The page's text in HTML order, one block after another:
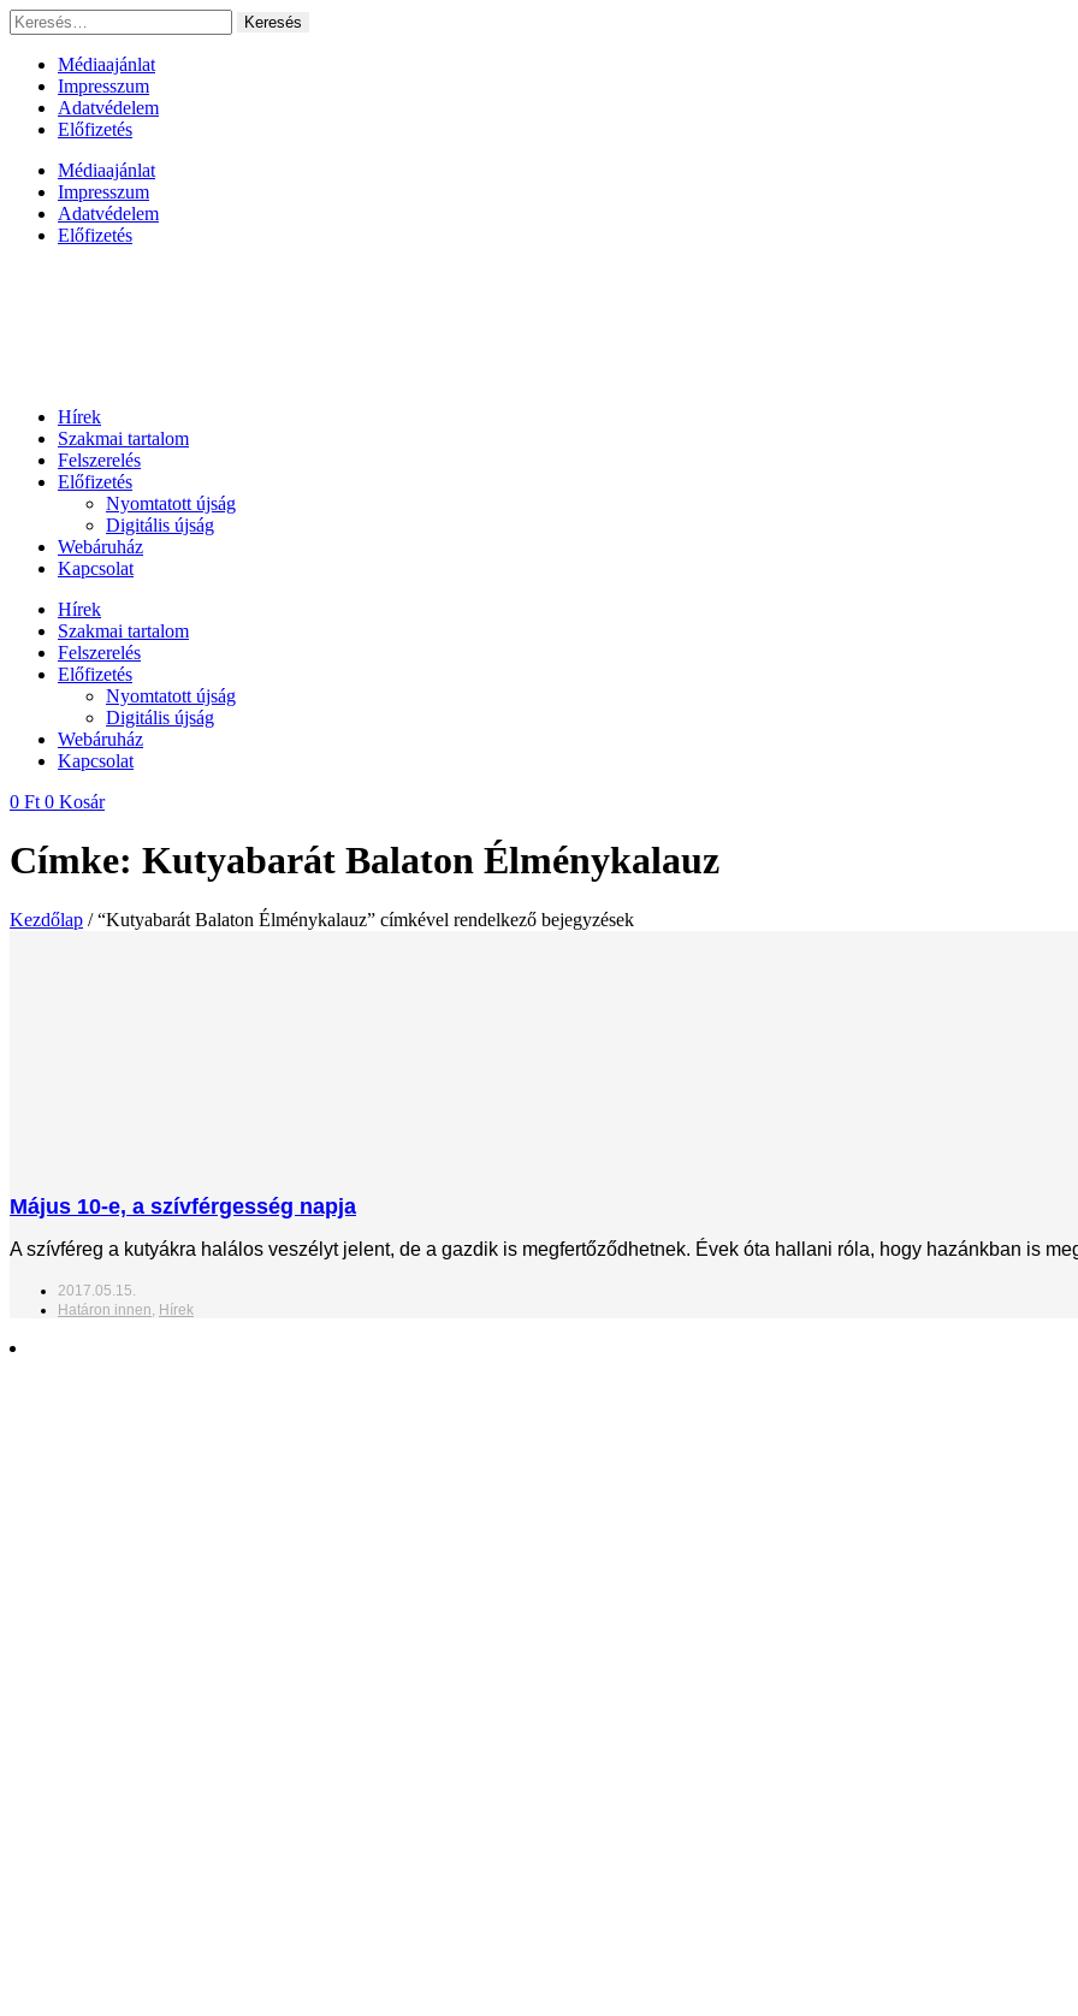
Ugrás
a
tartalomhoz
Keresés:
Médiaajánlat
Impresszum
Adatvédelem
Előfizetés
Médiaajánlat
Impresszum
Adatvédelem
Előfizetés
Hírek
Szakmai tartalom
Felszerelés
Előfizetés
Nyomtatott újság
Digitális újság
Webáruház
Kapcsolat
Hírek
Szakmai tartalom
Felszerelés
Előfizetés
Nyomtatott újság
Digitális újság
Webáruház
Kapcsolat
0 Ft 0 Kosár
Címke: Kutyabarát Balaton Élménykalauz
Kezdőlap / “Kutyabarát Balaton Élménykalauz” címkével rendelkező bejegyzések
Május 10-e, a szívférgesség napja
A szívféreg a kutyákra halálos veszélyt jelent, de a gazdik is megfertőződhetnek. Évek óta hallani róla, hogy hazánkban is
2017.05.15.
Határon innen, Hírek